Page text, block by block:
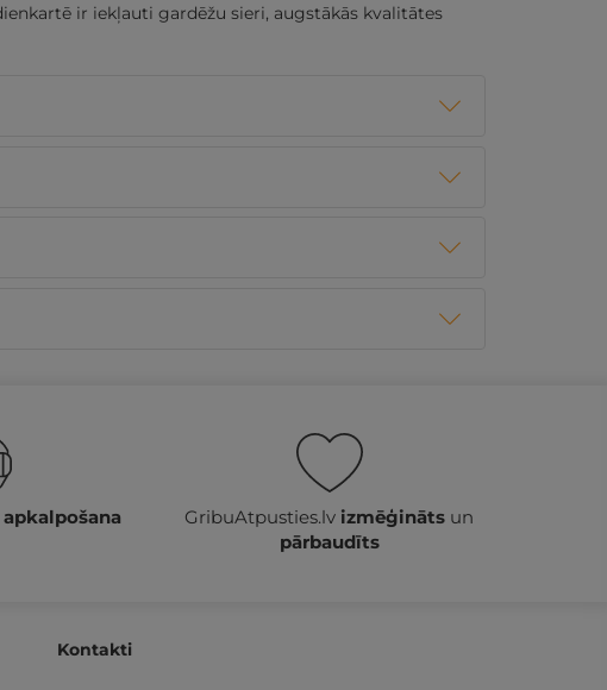
ir iekļauti gardēžu sieri, augstākās kvalitātes
apkalpošana GribuAtpusties.lv izmēģināts un
pārbaudīts
Kontakti